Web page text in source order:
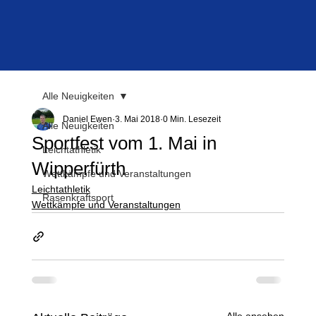
Alle Neuigkeiten
Leichtathletik
Wettkämpfe und Veranstaltungen
Rasenkraftsport
Alle Neuigkeiten
Sportfest vom 1. Mai in
Wipperfürth
Daniel Ewen 3. Mai 2018 0 Min. Lesezeit
Leichtathletik
Wettkämpfe und Veranstaltungen